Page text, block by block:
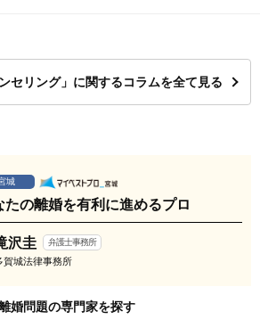
セリング」に関するコラムを全て見る
城
たの離婚を有利に進めるプロ
沢圭 弁護士事務所
賀城法律事務所
婚問題の専門家を探す